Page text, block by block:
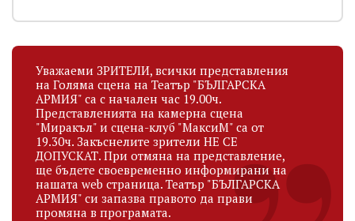
Уважаеми ЗРИТЕЛИ, всички представления
на Голяма сцена на Театър "БЪЛГАРСКА
АРМИЯ" са с начален час 19.00ч.
Представленията на камерна сцена
"Миракъл" и сцена-клуб "МаксиМ" са от
19.30ч. Закъснелите зрители НЕ СЕ
ДОПУСКАТ. При отмяна на представление,
ще бъдете своевременно информирани на
нашата web страница. Театър "БЪЛГАРСКА
АРМИЯ" си запазва правото да прави
промяна в програмата.